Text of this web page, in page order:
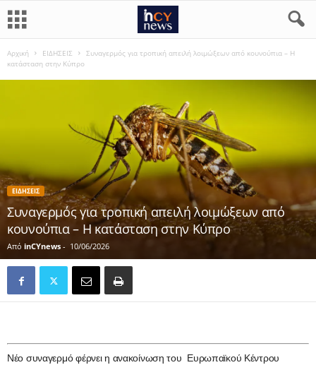
Αρχική ΕΙΔΗΣΕΙΣ
Συναγερμός για τροπική απειλή λοιμώξεων από κουνούπια – Η
κατάσταση στην Κύπρο
ΕΙΔΗΣΕΙΣ
Συναγερμός για τροπική απειλή λοιμώξεων από
κουνούπια – Η κατάσταση στην Κύπρο
Από inCYnews - 10/06/2026
Νέο συναγερμό φέρνει η ανακοίνωση του Ευρωπαϊκού Κέντρου